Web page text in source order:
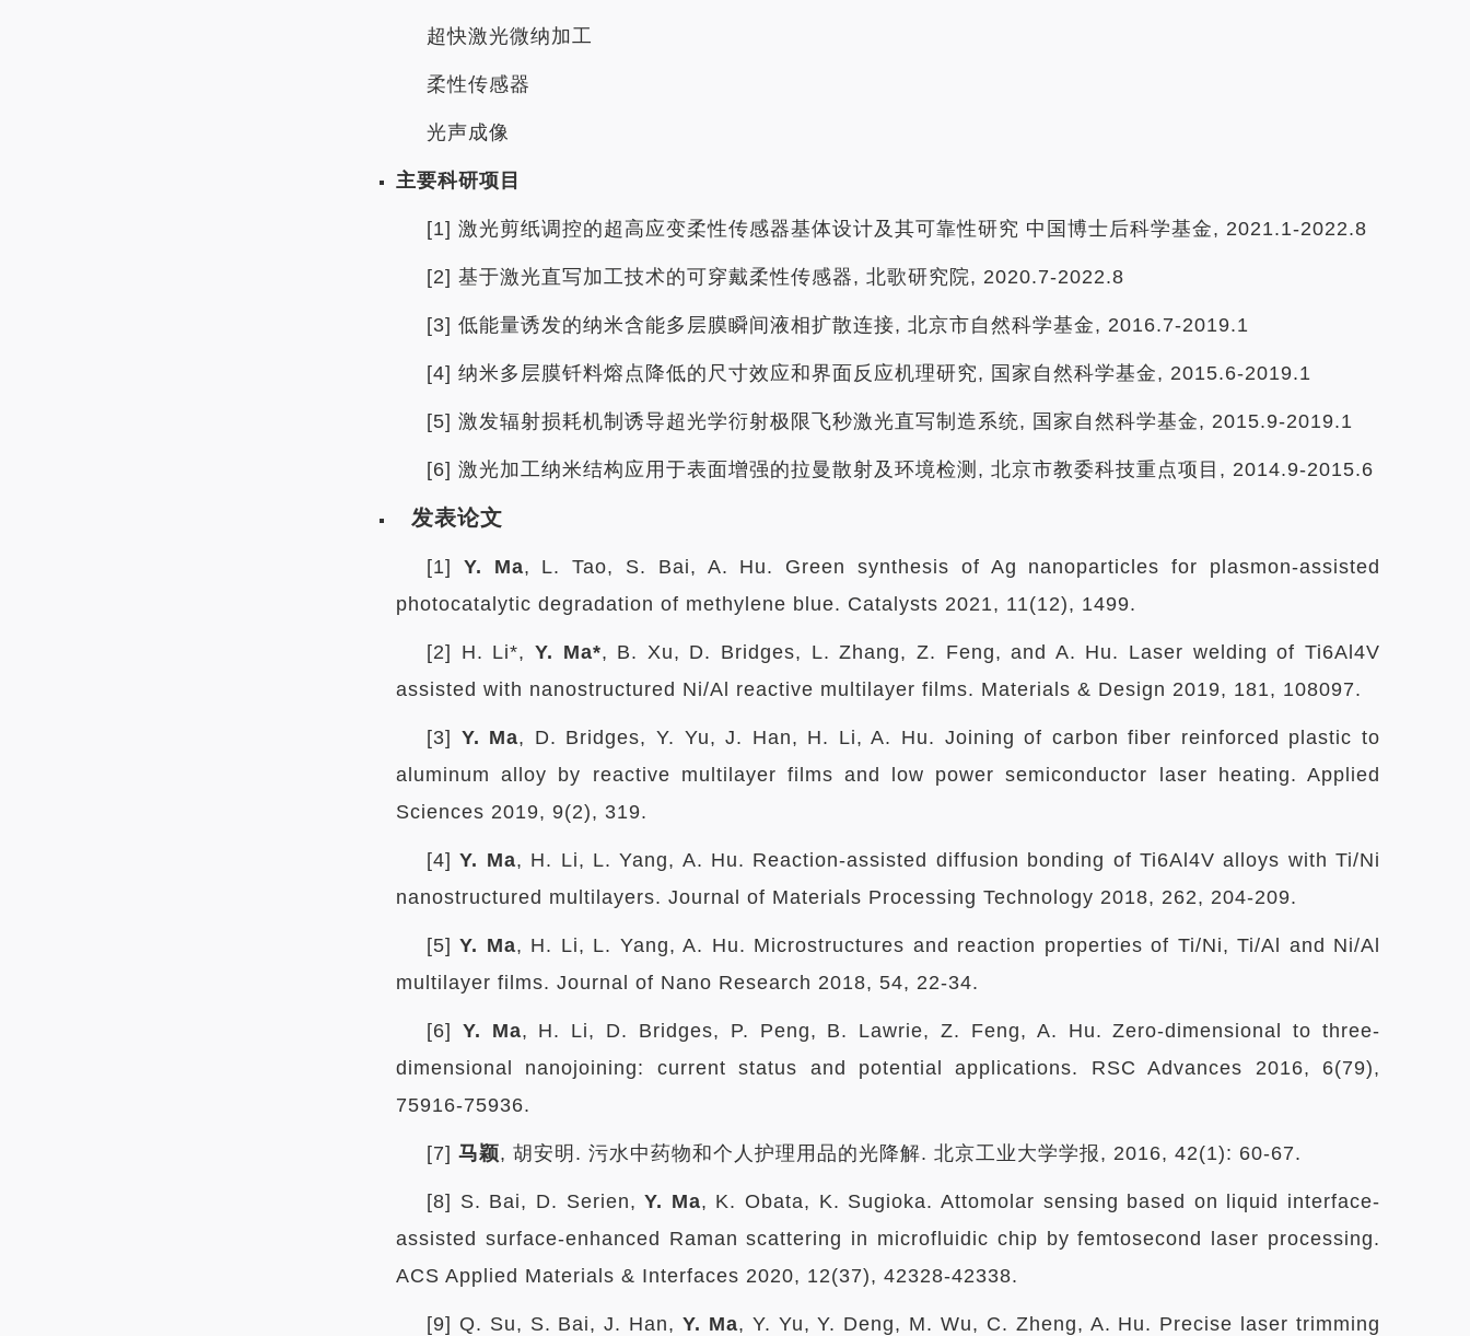
超快激光微纳加工
柔性传感器
光声成像
主要科研项目
[1] 激光剪纸调控的超高应变柔性传感器基体设计及其可靠性研究 中国博士后科学基金, 2021.1-2022.8
[2] 基于激光直写加工技术的可穿戴柔性传感器, 北歌研究院, 2020.7-2022.8
[3] 低能量诱发的纳米含能多层膜瞬间液相扩散连接, 北京市自然科学基金, 2016.7-2019.1
[4] 纳米多层膜钎料熔点降低的尺寸效应和界面反应机理研究, 国家自然科学基金, 2015.6-2019.1
[5] 激发辐射损耗机制诱导超光学衍射极限飞秒激光直写制造系统, 国家自然科学基金, 2015.9-2019.1
[6] 激光加工纳米结构应用于表面增强的拉曼散射及环境检测, 北京市教委科技重点项目, 2014.9-2015.6
发表论文
[1] Y. Ma, L. Tao, S. Bai, A. Hu. Green synthesis of Ag nanoparticles for plasmon-assisted
photocatalytic degradation of methylene blue. Catalysts 2021, 11(12), 1499.
[2] H. Li*, Y. Ma*, B. Xu, D. Bridges, L. Zhang, Z. Feng, and A. Hu. Laser welding of Ti6Al4V
assisted with nanostructured Ni/Al reactive multilayer films. Materials & Design 2019, 181, 108097.
[3] Y. Ma, D. Bridges, Y. Yu, J. Han, H. Li, A. Hu. Joining of carbon fiber reinforced plastic to
aluminum alloy by reactive multilayer films and low power semiconductor laser heating. Applied
Sciences 2019, 9(2), 319.
[4]Y. Ma, H. Li, L. Yang, A. Hu. Reaction-assisted diffusion bonding of Ti6Al4V alloys with Ti/Ni
nanostructured multilayers. Journal of Materials Processing Technology 2018, 262, 204-209.
[5]Y. Ma, H. Li, L. Yang, A. Hu. Microstructures and reaction properties of Ti/Ni, Ti/Al and Ni/Al
multilayer films. Journal of Nano Research 2018, 54, 22-34.
[6] Y. Ma, H. Li, D. Bridges, P. Peng, B. Lawrie, Z. Feng, A. Hu. Zero-dimensional to three-
dimensional nanojoining: current status and potential applications. RSC Advances 2016, 6(79),
75916-75936.
[7] 马颖, 胡安明. 污水中药物和个人护理用品的光降解. 北京工业大学学报, 2016, 42(1): 60-67.
[8] S. Bai, D. Serien,Y. Ma, K. Obata, K. Sugioka. Attomolar sensing based on liquid interface-
assisted surface-enhanced Raman scattering in microfluidic chip by femtosecond laser processing.
ACS Applied Materials & Interfaces 2020, 12(37), 42328-42338.
[9] Q. Su, S. Bai, J. Han, Y. Ma, Y. Yu, Y. Deng, M. Wu, C. Zheng, A. Hu. Precise laser trimming